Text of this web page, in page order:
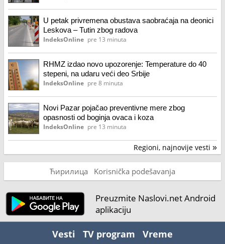
U petak privremena obustava saobraćaja na deonici
Leskova – Tutin zbog radova
IndeksOnline pre 13 minuta
RHMZ izdao novo upozorenje: Temperature do 40
stepeni, na udaru veći deo Srbije
IndeksOnline pre 8 minuta
Novi Pazar pojačao preventivne mere zbog
opasnosti od boginja ovaca i koza
IndeksOnline pre 13 minuta
Regioni, najnovije vesti »
Ћирилица Korisnička podešavanja
Preuzmite Naslovi.net Android
aplikaciju
Vesti TV program Vreme